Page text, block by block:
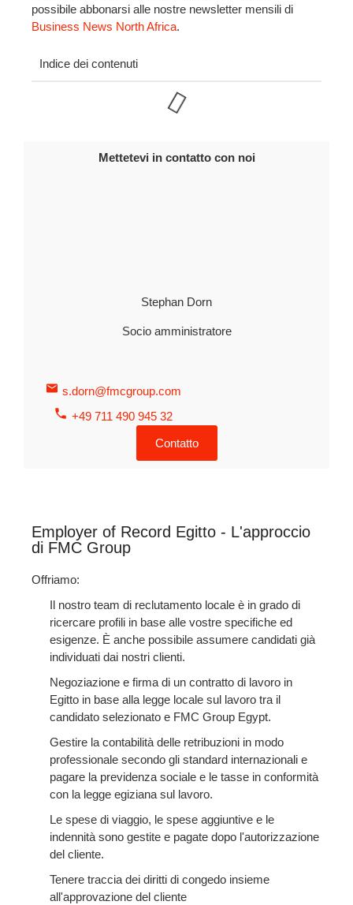
possibile abbonarsi alle nostre newsletter mensili di
Business News North Africa.
Indice dei contenuti
Mettetevi in contatto con noi
Stephan Dorn
Socio amministratore
s.dorn@fmcgroup.com
+49 711 490 945 32
Contatto
Employer of Record Egitto - L'approccio
di FMC Group
Offriamo:
Il nostro team di reclutamento locale è in grado di
ricercare profili in base alle vostre specifiche ed
esigenze. È anche possibile assumere candidati già
individuati dai nostri clienti.
Negoziazione e firma di un contratto di lavoro in
Egitto in base alla legge locale sul lavoro tra il
candidato selezionato e FMC Group Egypt.
Gestire la contabilità delle retribuzioni in modo
professionale secondo gli standard internazionali e
pagare la previdenza sociale e le tasse in conformità
con la legge egiziana sul lavoro.
Le spese di viaggio, le spese aggiuntive e le
indennità sono gestite e pagate dopo l'autorizzazione
del cliente.
Tenere traccia dei diritti di congedo insieme
all'approvazione del cliente